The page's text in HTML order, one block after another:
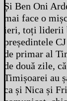
Și Ben Oni
mai face o
ieri, toți liderii
președintele
de primar al
de două zile,
Timișoarei au
ca și Nica și